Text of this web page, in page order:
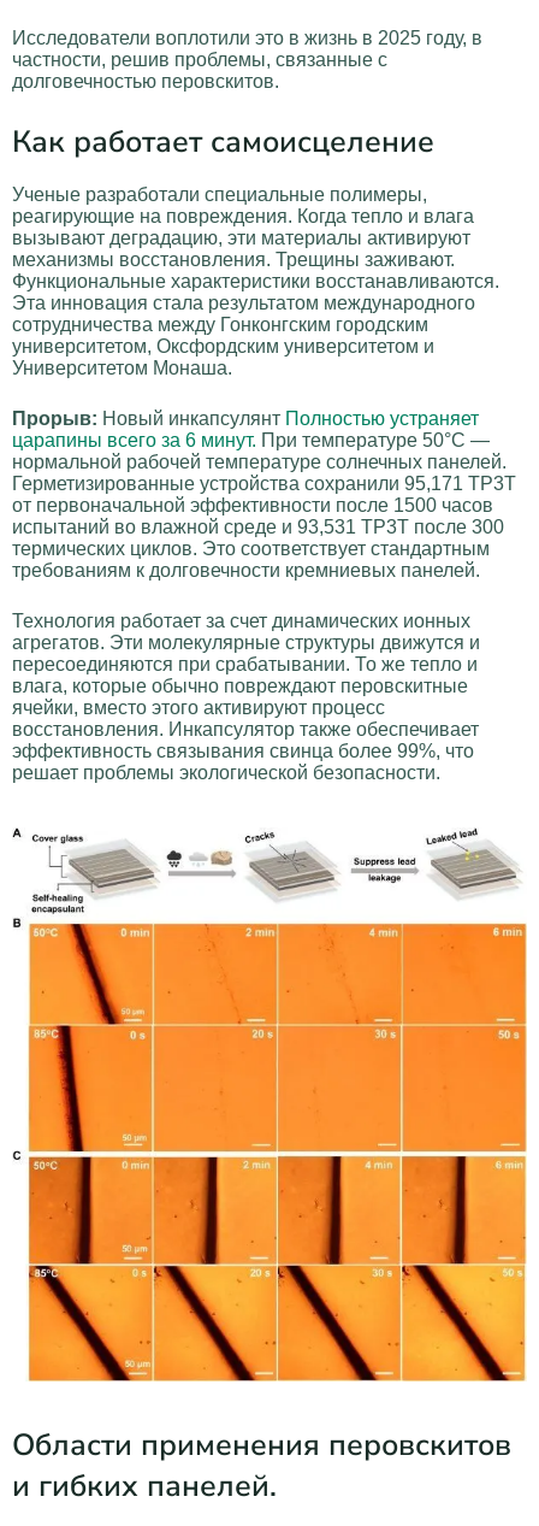
Исследователи воплотили это в жизнь в 2025 году, в
частности, решив проблемы, связанные с
долговечностью перовскитов.
Как работает самоисцеление
Ученые разработали специальные полимеры,
реагирующие на повреждения. Когда тепло и влага
вызывают деградацию, эти материалы активируют
механизмы восстановления. Трещины заживают.
Функциональные характеристики восстанавливаются.
Эта инновация стала результатом международного
сотрудничества между Гонконгским городским
университетом, Оксфордским университетом и
Университетом Монаша.
Прорыв: Новый инкапсулянт Полностью устраняет
царапины всего за 6 минут. При температуре 50°C —
нормальной рабочей температуре солнечных панелей.
Герметизированные устройства сохранили 95,171 TP3T
от первоначальной эффективности после 1500 часов
испытаний во влажной среде и 93,531 TP3T после 300
термических циклов. Это соответствует стандартным
требованиям к долговечности кремниевых панелей.
Технология работает за счет динамических ионных
агрегатов. Эти молекулярные структуры движутся и
пересоединяются при срабатывании. То же тепло и
влага, которые обычно повреждают перовскитные
ячейки, вместо этого активируют процесс
восстановления. Инкапсулятор также обеспечивает
эффективность связывания свинца более 99%, что
решает проблемы экологической безопасности.
Области применения перовскитов
и гибких панелей.